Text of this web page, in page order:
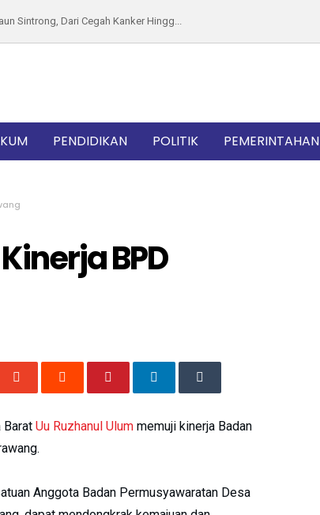
Sintrong, Dari Cegah Kanker Hingg...
BBC, Mugi Sujana Sampaikan Sej...
Togel, Kupon Putih Berserakan di...
Penistaan Agama, Forum Kyai A...
Nyanyi di Kamar Mandi, Netizen i...
Bulan di Jalan Raya Bandung-Ci...
Minuman Hangat Sehat, Ini Perbedaan ...
PENDIDIKAN POLITIK PEMERINTAHAN
BPD
Barat Uu Ruzhanul Ulum memuji kinerja Badan
Anggota Badan Permusyawaratan Desa